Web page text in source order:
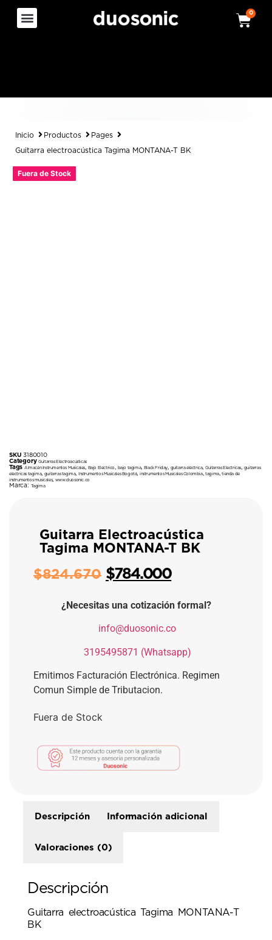
0
Inicio Productos Pages
Guitarra electroacústica Tagima MONTANA-T BK
Fuera de Stock
SKU3180010
Category Guitarras Electroacústicas
Tags Almacén Instrumentos Musicales Bajo Electrico bajo tagima, Black Friday guitarra eléctrica,Guitarras Electricas
guitarras
electricas tagima, guitarras tagima,Instrumentos Musicales Bogotá,instrumentos Musicales Colombia,tagima,tienda de
instrumentos musicales, www.duosonic.co
Marca: Tagima
Guitarra Electroacústica
Tagima MONTANA-T BK
$824.670 $784.000
¿Necesitas una cotización formal?
info@duosonic.co
3195495871 (Whatsapp)
Emitimos Facturación Electrónica. Regimen
Comun Simple de Tributacion.
Fuera de Stock
Descripción Información adicional
Valoraciones (0)
Descripción
Guitarra electroacústica Tagima MONTANA-T
BK